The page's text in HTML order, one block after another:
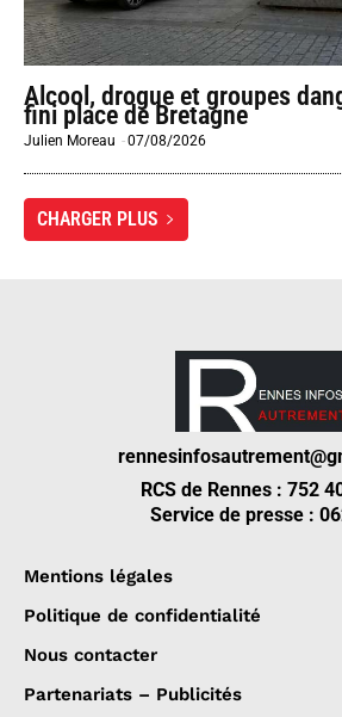
Alcool, drogue et groupes
fini place de Bretagne
Julien Moreau -07/08/2026
CHARGER PLUS
RCS de Rennes : 752
Service de presse :
Mentions légales
Politique de confidentialité
Nous contacter
Partenariats – Publicités